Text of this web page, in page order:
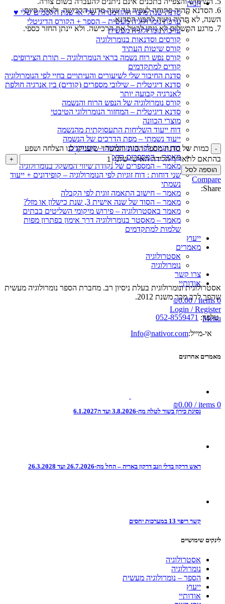
חנות
סדנת שנת מיצוי ההזדמנויות שלי או שנת הקסמים שלי ♥
ערכת נומרולוגיה מעשית – הספר + הקורס הדיגיטלי
ערכת נומרולוגיה מעשית
קורסים וסדנאות בנומרולוגיה
קורס שיטות העתיד
קורס נפש רוח נשמה בראי הנומרולוגיה – תורת הצירופים,
קודים למתקדמים
סדנת החיבור שלי לשיעורים והעיתויים בחיי לפי הנומרולוגיה
סדנא דיגיטלית – שילובי מספרים (קודים) בין אנרגיה חולפת
לאנרגיה קבועה יותר
קורס נומרולוגיה של הנפש הרוח והנשמה
סדנא דיגיטלית – המחזור הנומרולוגי הטיבטי
מוצרי הכוונה
דוח ייעוד השליחות התעסוקתית מהנשמה
ייעוד נשמתי – מפת הדרכים של הנשמה
דוח זוגיות לפי הנומרולוגיה – קופידונים
מאמר – המספרים החסרים בנומרולוגיה
מאמר – המספרים של נקודת שיווי המשקל בנומרולוגיה
שני דוחות : דוח זוגיות לפי הנומרולוגיה – קופידונים + ייעוד
נשמתי
מאמר – חישוב התאמה זוגית לפי הקבלה
מאמר – הסוד של שנה אישית 3, שנת כישלון או מזל?
מאמר באסטרולוגיה – פירוש מיקומי השליטים בבתים
מאמר – מאסטר בנומרולוגיה דרך אימון בפתרון מפות
שלמות למתקדמים
ייעוץ
מאמרים
אסטרולוגיה
נומרולוגיה
צרו קשר
אודותיי
0
items
/
₪0.00
Login / Register
Menu
0
items
/
₪0.00
6. הסדנא תהיה פתוחה לצפיה עד שנה מרגע הרכישה. ולאחר סיום
השנה, לא תהיה גישה לתכני הסדנא.
7. מרגע התשלום לא ניתן לבטל את הרכישה. ולא יינתן החזר כספי.
כמות של סדנת מספר הבית והמשרד שיעניקו לנו הצלחה ושפע
בהתאם לתאריך הלידה האישי שלנו
הוספה לסל
Compare
Share:
אסטרולוגית ונומרולוגית בעלת ניסיון רב. מחברת הספר נומרולוגיה מעשית
שהפך לרב מכר משנת 2012.
טלפון: 052-8559471
אי-מייל:Info@nativor.com
מאמרים אחרונים
נסיגת כירון בשור לטלה מה-3.8.2026 ועד ה6.1.2027
ראש דרקון בדלי וזנב דרקון באריה – החל מה-26.7.2026 ועד 26.3.2028
קשר ריפוי 13 במערכות יחסים
לינקים שימושיים
אסטרולוגיה
נומרולוגיה
הספר – נומרולוגיה מעשית
ייעוץ
אודותיי